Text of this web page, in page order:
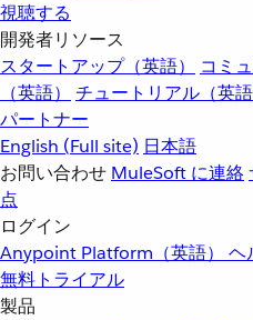
視聴する
開発者リソース
スタートアップ（英語）
コミ
（英語）
チュートリアル（英語
パートナー
English (Full site) 日本語
お問い合わせ MuleSoft に連絡
点
ログイン
Anypoint Platform（英語） ヘ
無料トライアル
製品